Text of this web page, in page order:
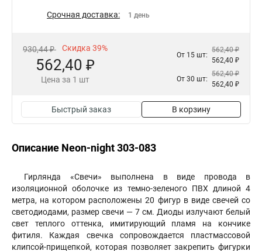
Срочная доставка: 1 день
930,44 ₽ Скидка 39%
562,40 ₽
Цена за 1 шт
От 15 шт:
562,40 ₽
562,40 ₽
От 30 шт:
562,40 ₽
562,40 ₽
Быстрый заказ В корзину
Описание Neon-night 303-083
Гирлянда «Свечи» выполнена в виде провода в
изоляционной оболочке из темно-зеленого ПВХ длиной 4
метра, на котором расположены 20 фигур в виде свечей со
светодиодами, размер свечи — 7 см. Диоды излучают белый
свет теплого оттенка, имитирующий пламя на кончике
фитиля. Каждая свечка сопровождается пластмассовой
клипсой-прищепкой, которая позволяет закрепить фигурки